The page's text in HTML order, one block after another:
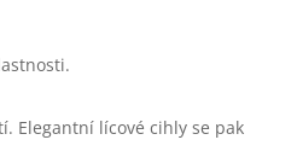
Elegantní lícové cihly se pak